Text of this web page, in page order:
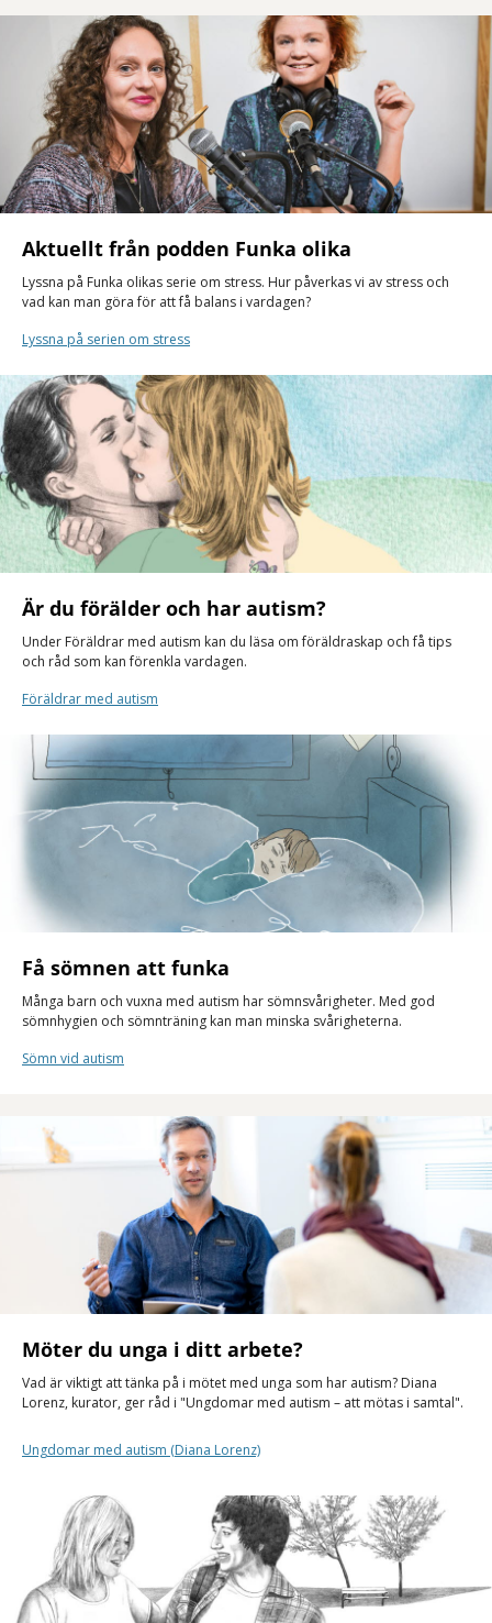
Aktuellt från podden Funka olika
Lyssna på Funka olikas serie om stress. Hur påverkas vi av stress och
vad kan man göra för att få balans i vardagen?
Lyssna på serien om stress
Är du förälder och har autism?
Under Föräldrar med autism kan du läsa om föräldraskap och få tips
och råd som kan förenkla vardagen.
Föräldrar med autism
Få sömnen att funka
Många barn och vuxna med autism har sömnsvårigheter. Med god
sömnhygien och sömnträning kan man minska svårigheterna.
Sömn vid autism
Möter du unga i ditt arbete?
Vad är viktigt att tänka på i mötet med unga som har autism? Diana
Lorenz, kurator, ger råd i "Ungdomar med autism – att mötas i samtal".
Ungdomar med autism (Diana Lorenz)